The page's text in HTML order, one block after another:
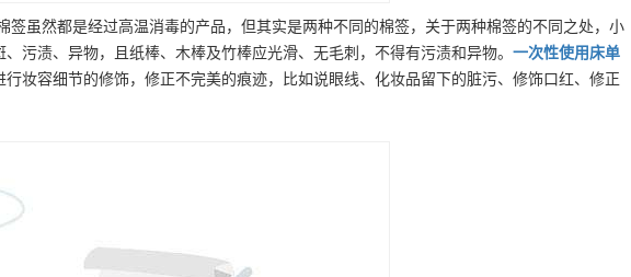
虽然都是经过高温消毒的产品，但其实是两种不同的棉签，关于两种棉签的不同之处，小
污渍、异物，且纸棒、木棒及竹棒应光滑、无毛刺，不得有污渍和异物。 一次性使用床单
妆容细节的修饰，修正不完美的痕迹，比如说眼线、化妆品留下的脏污、修饰口红、修正